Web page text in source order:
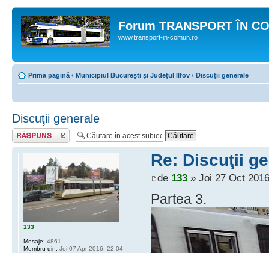
Forum TRANSPORT ÎN
www.transport-in-comun.ro
Prima pagină ‹ Municipiul Bucureşti şi Judeţul Ilfov ‹ Discuţii generale
Discuţii generale
Răspunde
Re: Discuţii
de 133» Joi 27 Oct
Partea 3.
133
Mesaje: 4861
Membru din: Joi 07 Apr 2016, 22:04